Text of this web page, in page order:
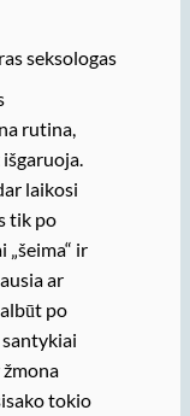
rutina,
laikosi
tik po
ir
ar
po
tokio